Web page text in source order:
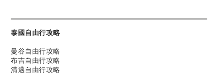
泰國自由行攻略
曼谷自由行攻略
布吉自由行攻略
清邁自由行攻略